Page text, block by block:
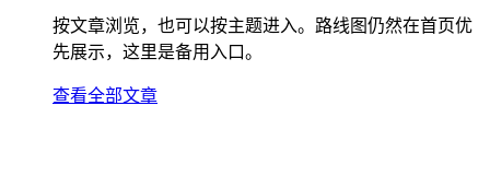
按文章浏览，也可以按主题进入。路线图仍然在首页优
先展示，这里是备用入口。
查看全部文章